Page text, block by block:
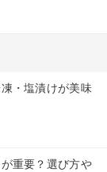
・塩漬けが美味
重要？選び方や